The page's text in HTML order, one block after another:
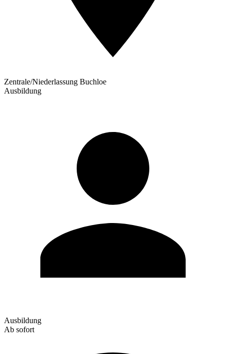
Zentrale/Niederlassung Buchloe
Ausbildung
Ausbildung
Ab sofort